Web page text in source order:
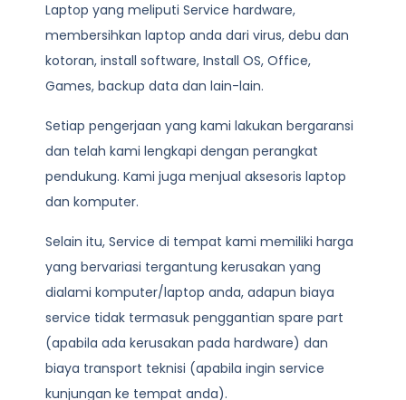
Laptop yang meliputi Service hardware,
membersihkan laptop anda dari virus, debu dan
kotoran, install software, Install OS, Office,
Games, backup data dan lain-lain.
Setiap pengerjaan yang kami lakukan bergaransi
dan telah kami lengkapi dengan perangkat
pendukung. Kami juga menjual aksesoris laptop
dan komputer.
Selain itu, Service di tempat kami memiliki harga
yang bervariasi tergantung kerusakan yang
dialami komputer/laptop anda, adapun biaya
service tidak termasuk penggantian spare part
(apabila ada kerusakan pada hardware) dan
biaya transport teknisi (apabila ingin service
kunjungan ke tempat anda).